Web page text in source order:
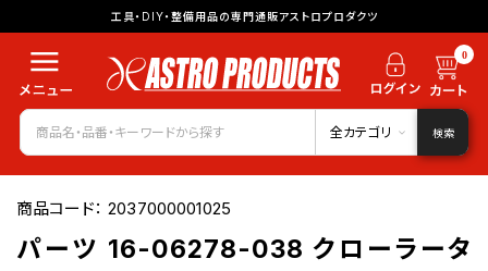
工具・DIY・整備用品の専門通販アストロプロダクツ
0
全カテゴリ 検索
商品コード：2037000001025
パーツ 16-06278-038 クローラータ